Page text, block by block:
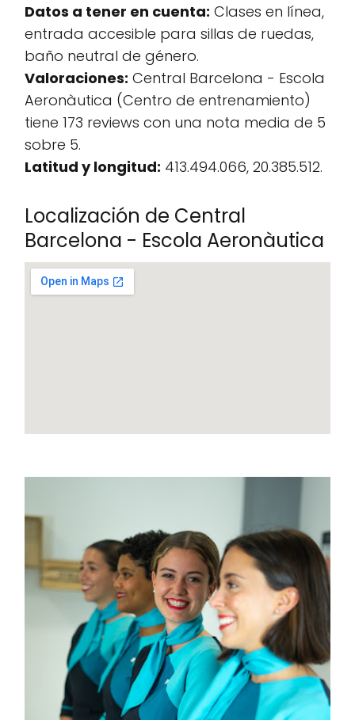
Datos a tener en cuenta: Clases en línea,
entrada accesible para sillas de ruedas,
baño neutral de género.
Valoraciones: Central Barcelona - Escola
Aeronàutica (Centro de entrenamiento)
tiene 173 reviews con una nota media de 5
sobre 5.
Latitud y longitud: 413.494.066, 20.385.512.
Localización de Central
Barcelona - Escola Aeronàutica